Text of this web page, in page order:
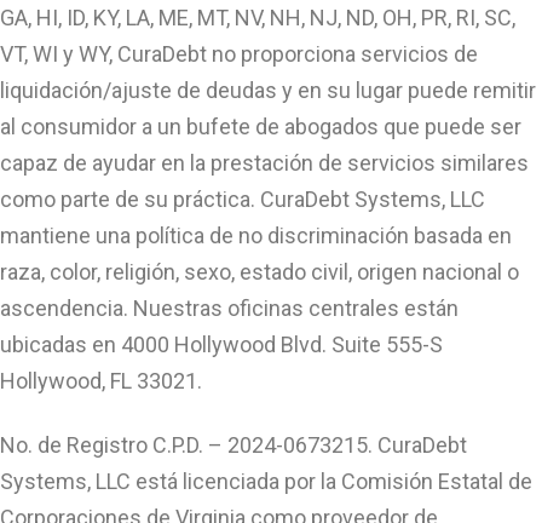
GA, HI, ID, KY, LA, ME, MT, NV, NH, NJ, ND, OH, PR, RI, SC,
VT, WI y WY, CuraDebt no proporciona servicios de
liquidación/ajuste de deudas y en su lugar puede remitir
al consumidor a un bufete de abogados que puede ser
capaz de ayudar en la prestación de servicios similares
como parte de su práctica. CuraDebt Systems, LLC
mantiene una política de no discriminación basada en
raza, color, religión, sexo, estado civil, origen nacional o
ascendencia. Nuestras oficinas centrales están
ubicadas en 4000 Hollywood Blvd. Suite 555-S
Hollywood, FL 33021.
No. de Registro C.P.D. – 2024-0673215. CuraDebt
Systems, LLC está licenciada por la Comisión Estatal de
Corporaciones de Virginia como proveedor de